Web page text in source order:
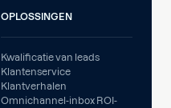
OPLOSSINGEN
Kwalificatie van leads
Klantenservice
Klantverhalen
Omnichannel-inbox ROI-